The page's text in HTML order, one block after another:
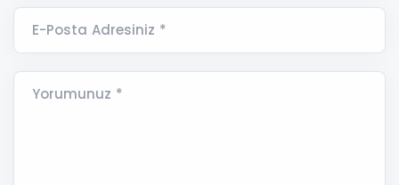
E-Posta Adresiniz *
Yorumunuz *